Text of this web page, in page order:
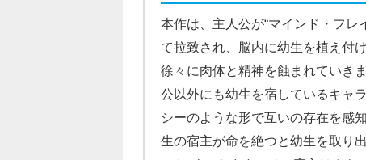
本作は、主人公が“マインド・フレ
て拉致され、脳内に幼生を植え付
徐々に肉体と精神を蝕まれていき
公以外にも幼生を宿しているキャ
シーのような形で互いの存在を感
生の宿主が命を絶つと幼生を取り